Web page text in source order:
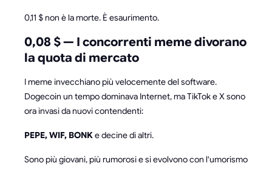
0,11 $ non è la morte. È esaurimento.
0,08 $ — I concorrenti meme divorano
la quota di mercato
I meme invecchiano più velocemente del software.
Dogecoin un tempo dominava Internet, ma TikTok e X sono
ora invasi da nuovi contendenti:
PEPE, WIF, BONKe decine di altri.
Sono più giovani, più rumorosi e si evolvono con l'umorismo